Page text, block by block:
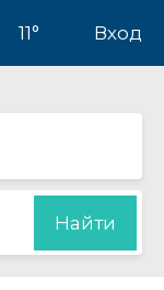
11° Вход
Найти